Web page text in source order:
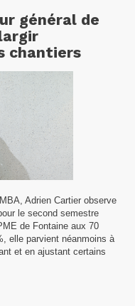
général de
chantiers
Adrien Cartier observe
le second semestre
de Fontaine aux 70
elle parvient néanmoins à
et en ajustant certains